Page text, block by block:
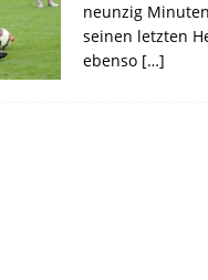
neunzig
seinen letzten
ebenso […]